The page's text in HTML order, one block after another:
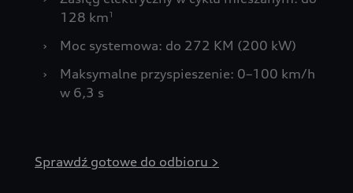
128 km1
›
Moc systemowa: do 272 KM (200 kW)
›
Maksymalne przyspieszenie: 0–100 km/h
w 6,3 s
Sprawdź gotowe do odbioru >